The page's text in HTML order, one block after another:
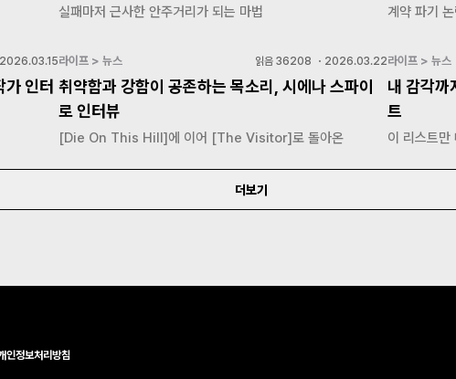
실패마저 근사한 안주거리가 되는 마법 계약 파기
2026.03.15
가 인터
라이프 > 뉴스 읽음 36208 ・ 2026.03.22
취약함과 강함이 공존하는 목소리, 시에나 스파이
로 인터뷰
[Die On This Hill]에 이어 [The Visitor]로 돌아온
라이프 > 뉴스
내 감각까
트
이 리스트만
더보기
인정보처리방침